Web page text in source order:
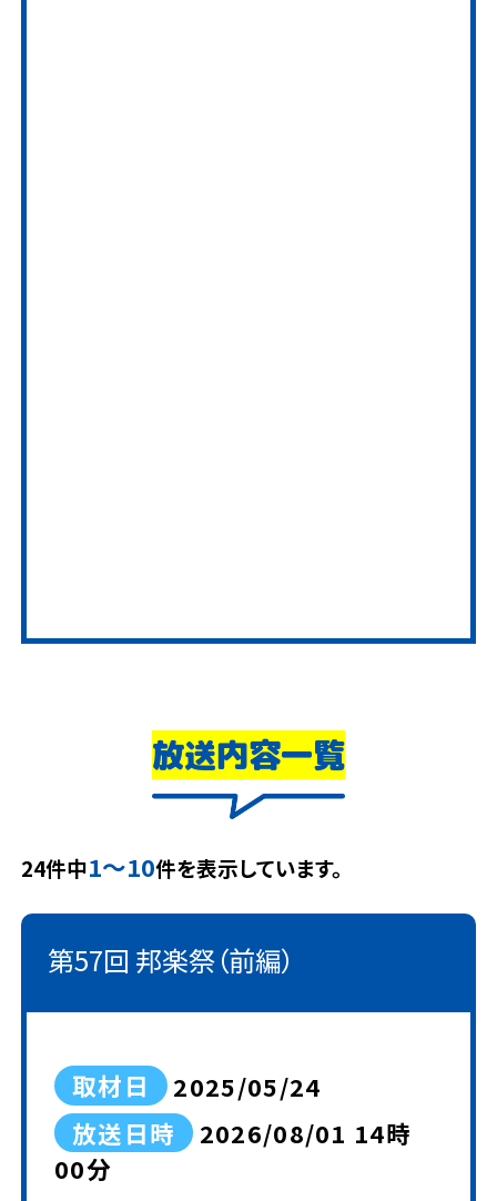
放送内容一覧
24件中1～10件を表示しています。
第57回 邦楽祭（前編）
取材日
2025/05/24
放送日時
2026/08/01 14時
00分